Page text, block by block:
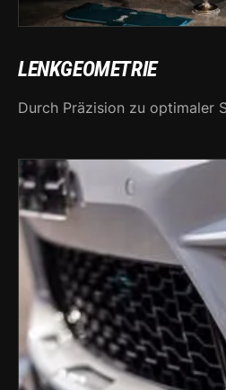
LENKGEOMETRIE
Durch Präzision zu optimaler